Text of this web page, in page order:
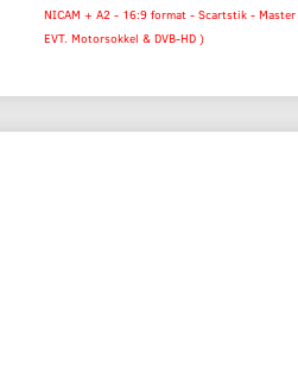
NICAM + A2 - 16:9 format - Scartstik -
EVT. Motorsokkel & DVB-HD )